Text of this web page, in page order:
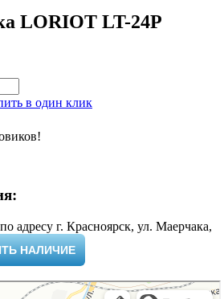
LORIOT LT-24P
в один клик
адресу г. Красноярск, ул. Маерчака,
НАЛИЧИЕ